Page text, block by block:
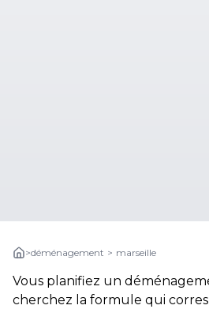
>déménagement > marseille
Vous planifiez un
cherchez la formule qui